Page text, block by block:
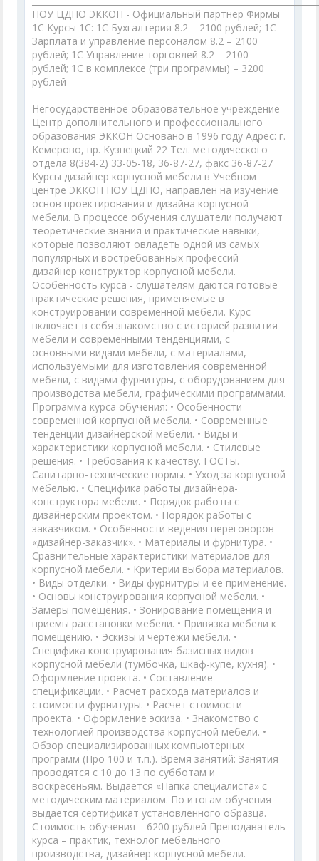
НОУ ЦДПО ЭККОН - Официальный партнер Фирмы
1С Курсы 1С: 1С Бухгалтерия 8.2 – 2100 рублей; 1С
Зарплата и управление персоналом 8.2 – 2100
рублей; 1С Управление торговлей 8.2 – 2100
рублей; 1С в комплексе (три программы) – 3200
рублей
Негосударственное образовательное учреждение
Центр дополнительного и профессионального
образования ЭККОН Основано в 1996 году Адрес: г.
Кемерово, пр. Кузнецкий 22 Тел. методического
отдела 8(384-2) 33-05-18, 36-87-27, факс 36-87-27
Курсы дизайнер корпусной мебели в Учебном
центре ЭККОН НОУ ЦДПО, направлен на изучение
основ проектирования и дизайна корпусной
мебели. В процессе обучения слушатели получают
теоретические знания и практические навыки,
которые позволяют овладеть одной из самых
популярных и востребованных профессий -
дизайнер конструктор корпусной мебели.
Особенность курса - слушателям даются готовые
практические решения, применяемые в
конструировании современной мебели. Курс
включает в себя знакомство с историей развития
мебели и современными тенденциями, с
основными видами мебели, с материалами,
используемыми для изготовления современной
мебели, с видами фурнитуры, с оборудованием для
производства мебели, графическими программами.
Программа курса обучения: • Особенности
современной корпусной мебели. • Современные
тенденции дизайнерской мебели. • Виды и
характеристики корпусной мебели. • Стилевые
решения. • Требования к качеству. ГОСТы.
Санитарно-технические нормы. • Уход за корпусной
мебелью. • Специфика работы дизайнера-
конструктора мебели. • Порядок работы с
дизайнерским проектом. • Порядок работы с
заказчиком. • Особенности ведения переговоров
«дизайнер-заказчик». • Материалы и фурнитура. •
Сравнительные характеристики материалов для
корпусной мебели. • Критерии выбора материалов.
• Виды отделки. • Виды фурнитуры и ее применение.
• Основы конструирования корпусной мебели. •
Замеры помещения. • Зонирование помещения и
приемы расстановки мебели. • Привязка мебели к
помещению. • Эскизы и чертежи мебели. •
Специфика конструирования базисных видов
корпусной мебели (тумбочка, шкаф-купе, кухня). •
Оформление проекта. • Составление
спецификации. • Расчет расхода материалов и
стоимости фурнитуры. • Расчет стоимости
проекта. • Оформление эскиза. • Знакомство с
технологией производства корпусной мебели. •
Обзор специализированных компьютерных
программ (Про 100 и т.п.). Время занятий: Занятия
проводятся с 10 до 13 по субботам и
воскресеньям. Выдается «Папка специалиста» с
методическим материалом. По итогам обучения
выдается сертификат установленного образца.
Стоимость обучения – 6200 рублей Преподаватель
курса – практик, технолог мебельного
производства, дизайнер корпусной мебели.